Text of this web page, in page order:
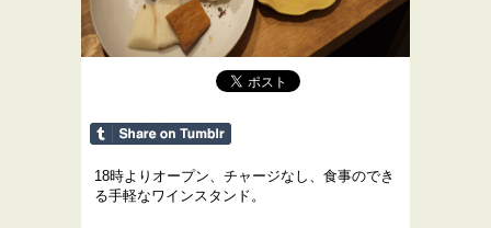
18時よりオープン、チャージなし、食事のでき
る手軽なワインスタンド。